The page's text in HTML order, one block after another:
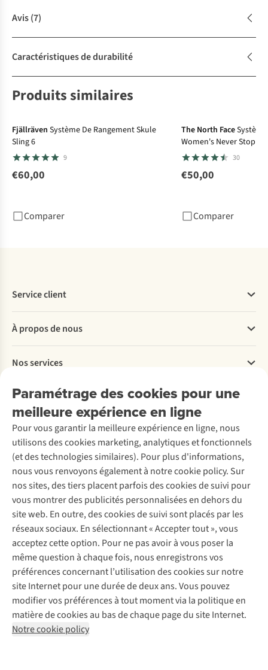
Avis(7)
Caractéristiques de durabilité
Produits similaires
Fjällräven Système De Rangement Skule
Sling 6
9
€60,00
Comparer
The North Face
Women's Never Stop
30
€50,00
Comparer
Paramétrage des cookies pour une
meilleure expérience en ligne
Pour vous garantir la meilleure expérience en ligne, nous
utilisons des cookies marketing, analytiques et fonctionnels
(et des technologies similaires). Pour plus d'informations,
nous vous renvoyons également à notre cookie policy. Sur
nos sites, des tiers placent parfois des cookies de suivi pour
vous montrer des publicités personnalisées en dehors du
site web. En outre, des cookies de suivi sont placés par les
réseaux sociaux. En sélectionnant « Accepter tout », vous
acceptez cette option. Pour ne pas avoir à vous poser la
même question à chaque fois, nous enregistrons vos
préférences concernant l’utilisation des cookies sur notre
site Internet pour une durée de deux ans. Vous pouvez
modifier vos préférences à tout moment via la politique en
matière de cookies au bas de chaque page du site Internet.
Notre cookie policy
Service client
Commander
Payer
Livraison
Rétractation d'une commande
Entretien & réparations
Garantie
Contactez-nous
À propos de nous
Explore More
À propos d’Ayacucho
Nos magasins
À propos d’A.S.Adventure
Déclaration d'accessibilité
Nos services
Location / Location sports d’hiver
Entretien de ski
Service de lavage
Entretien de chaussures
Réparation de chaussures
Réparation de vêtements
Retouches
Pour les entreprises
Découvrez
A.S.Magazine
Explore Camp
Gear Check
Expertise & conseils
Abonnez-vous à la newsletter
Suivez-nous
Mentions légales
Politique de confidentialité
Conditions générales
Cookie Policy
AS Adventure Luxemburg SA,